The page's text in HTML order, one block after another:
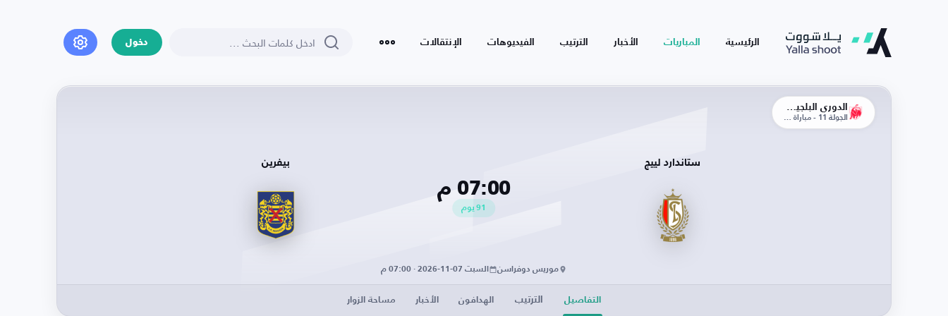
الرئيسية المباريات الأخبار الترتيب الفيديوهات الإنتقالات دخول
الجولة 11 - مباراة الذهاب
ستاندارد لييج
07:00 م
91 يوم
بيفرين
موريس دوفراسن السبت 07-11-2026 · 07:00 م
التفاصيل الترتيب الهدافون الأخبار مساحة الزوار